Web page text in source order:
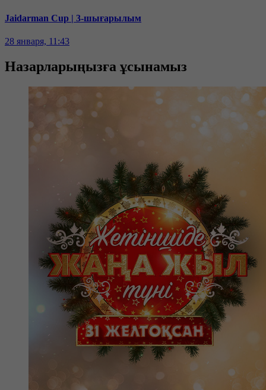
Jaidarman Cup | 3-шығарылым
28 января, 11:43
Назарларыңызға ұсынамыз